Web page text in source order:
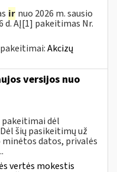
ir nuo 2026 m. sausio
d. AĮ[1] pakeitimas Nr.
Akcizų
versijos nuo
pakeitimai dėl
šių pasikeitimų už
datos, privalės
vertės mokestis